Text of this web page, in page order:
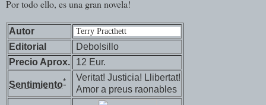
Por todo ello, es una gran novela!
Autor Terry Practhett
Editorial
Debolsillo
Precio Aprox.
12 Eur.
Sentimiento*
Veritat! Justicia! Llibertat!
Amor a preus raonables